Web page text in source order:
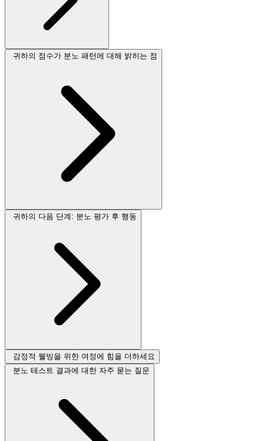
귀하의 점수가 분노 패턴에 대해 밝히는 점
귀하의 다음 단계: 분노 평가 후 행동
감정적 웰빙을 위한 여정에 힘을 더하세요
분노 테스트 결과에 대한 자주 묻는 질문